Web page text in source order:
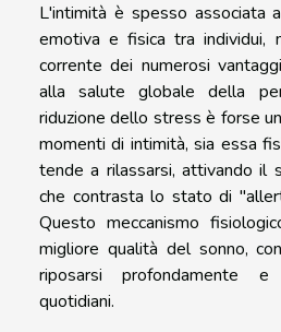
L'intimità è spesso associata
emotiva e fisica tra individui,
corrente dei numerosi
alla salute globale della
riduzione dello stress è forse
momenti di intimità, sia essa
tende a rilassarsi, attivando il
che contrasta lo stato di
Questo meccanismo
migliore qualità del sonno,
riposarsi profondamente
quotidiani.